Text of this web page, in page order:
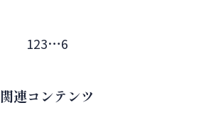
123…6
関連コンテンツ